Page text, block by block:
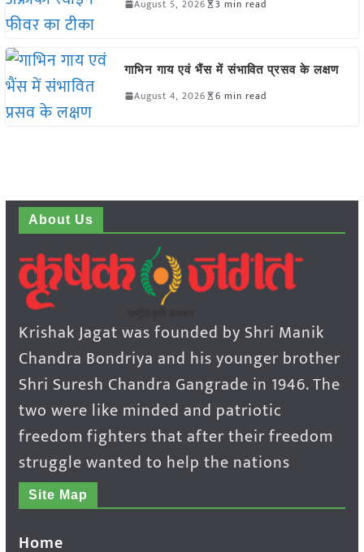
August 5, 2026 3 min read
गाभिन गाय एवं भैंस में संभावित प्रसव के लक्षण
August 4, 2026 6 min read
About Us
Krishak Jagat was founded by Shri Manik
Chandra Bondriya and his younger brother
Shri Suresh Chandra Gangrade in 1946. The
two were like minded and patriotic
freedom fighters that after their freedom
struggle wanted to help the nations
Site Map
Home